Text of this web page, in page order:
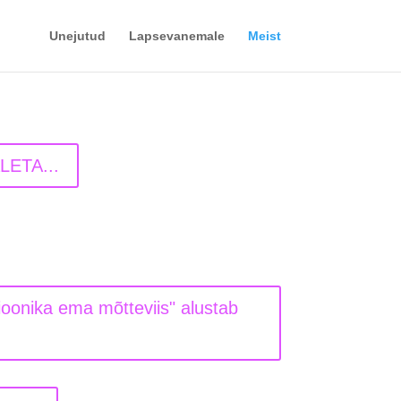
Unejutud Lapsevanemale Meist
ema mõtteviis" alustab